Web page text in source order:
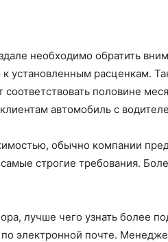
необходимо обратить
расценкам.
соответствовать половине
автомобиль с
обычно компании
строгие требования.
лучше чего узнать более
электронной почте. М